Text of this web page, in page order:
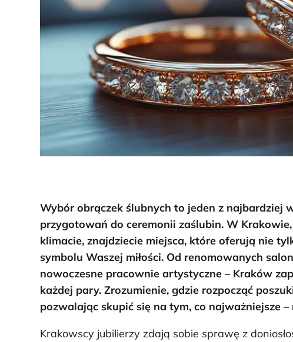
Wybór obrączek ślubnych to jeden z najbardziej
przygotowań do ceremonii zaślubin. W
klimacie, znajdziecie miejsca, które oferują nie
symbolu Waszej miłości. Od renomowanych
nowoczesne pracownie artystyczne – Kraków
każdej pary. Zrozumienie, gdzie rozpocząć
pozwalając skupić się na tym, co najważniejsze –
Krakowscy jubilierzy zdają sobie sprawę z